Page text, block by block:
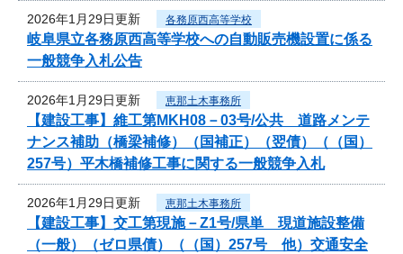
2026年1月29日更新 各務原西高等学校
岐阜県立各務原西高等学校への自動販売機設置に係る
一般競争入札公告
2026年1月29日更新 恵那土木事務所
【建設工事】維工第MKH08－03号/公共 道路メンテ
ナンス補助（橋梁補修）（国補正）（翌債）（（国）
257号）平木橋補修工事に関する一般競争入札
2026年1月29日更新 恵那土木事務所
【建設工事】交工第現施－Z1号/県単 現道施設整備
（一般）（ゼロ県債）（（国）257号 他）交通安全